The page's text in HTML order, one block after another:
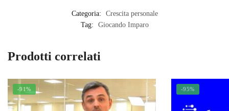
Categoria:
Crescita personale
Tag:
Giocando Imparo
Prodotti correlati
-91% -95%